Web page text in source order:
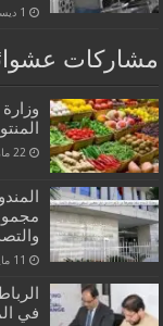
1 ديسمبر، 2018
مشاركات
22 مارس، 2020
11 مايو، 2021
في